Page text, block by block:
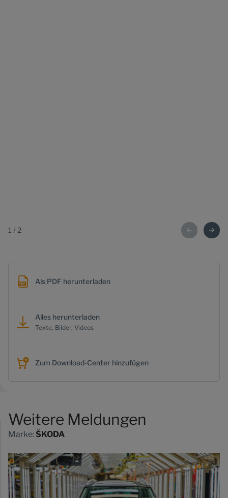
1 / 2
Als PDF herunterladen
Alles herunterladen
Texte, Bilder, Videos
Zum Download-Center hinzufügen
Weitere Meldungen
Marke: ŠKODA